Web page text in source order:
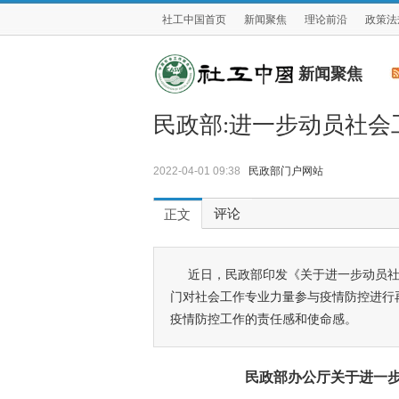
社工中国首页 新闻聚焦 理论前沿 政策
新闻聚焦
民政部:进一步动员社
2022-04-01 09:38 民政部门户网站
正文 评论
近日，民政部印发《关于进一步动员
门对社会工作专业力量参与疫情防控进
疫情防控工作的责任感和使命感。
民政部办公厅关于进一